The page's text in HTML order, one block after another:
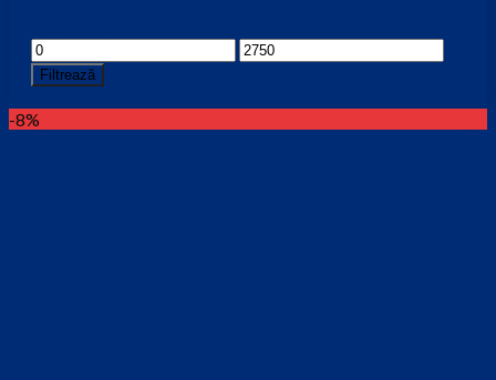
Preț
minim
Preț
Filtrează
-8%